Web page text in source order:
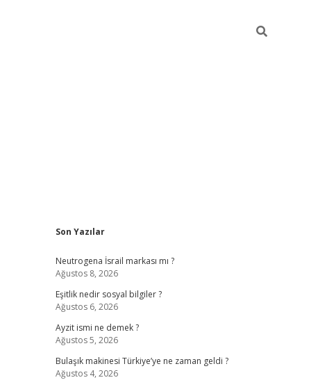
Sidebar
Son Yazılar
Neutrogena İsrail markası mı ?
Ağustos 8, 2026
Eşitlik nedir sosyal bilgiler ?
Ağustos 6, 2026
Ayzit ismi ne demek ?
Ağustos 5, 2026
Bulaşık makinesi Türkiye’ye ne zaman geldi ?
Ağustos 4, 2026